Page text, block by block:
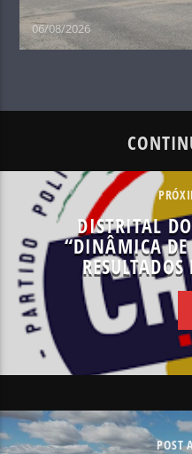
06/08/2026
DISTRITAL
“DINÂMICA
POST